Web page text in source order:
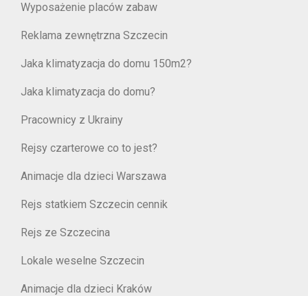
Wyposażenie placów zabaw
Reklama zewnętrzna Szczecin
Jaka klimatyzacja do domu 150m2?
Jaka klimatyzacja do domu?
Pracownicy z Ukrainy
Rejsy czarterowe co to jest?
Animacje dla dzieci Warszawa
Rejs statkiem Szczecin cennik
Rejs ze Szczecina
Lokale weselne Szczecin
Animacje dla dzieci Kraków